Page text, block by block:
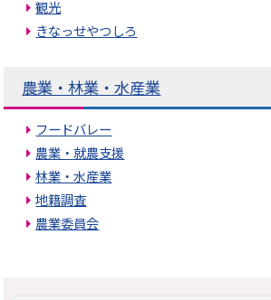
観光
きなっせやつしろ
農業・林業・水産業
フードバレー
農業・就農支援
林業・水産業
地籍調査
農業委員会